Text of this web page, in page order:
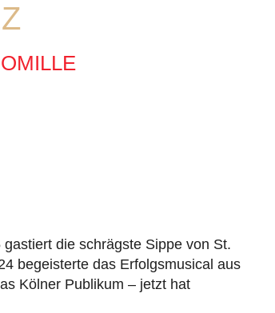
die schrägste Sippe von St.
begeisterte das Erfolgsmusical aus
Kölner Publikum – jetzt hat